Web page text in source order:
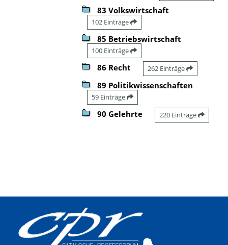
83 Volkswirtschaft
102 Einträge
85 Betriebswirtschaft
100 Einträge
86 Recht 262 Einträge
89 Politikwissenschaften
59 Einträge
90 Gelehrte 220 Einträge